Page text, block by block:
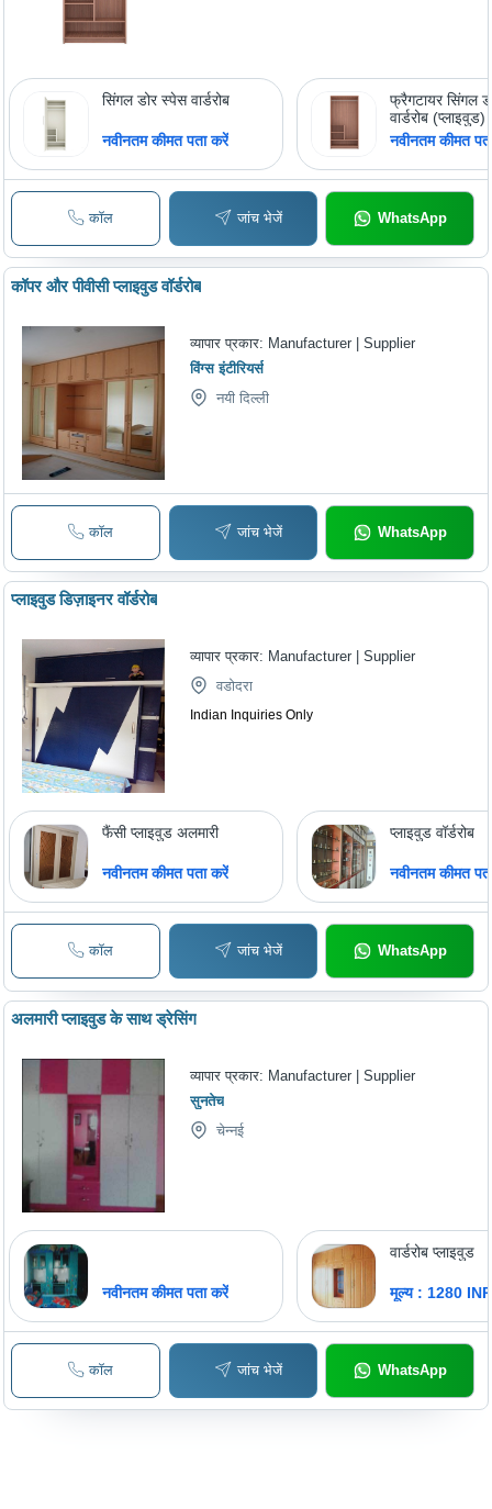
सिंगल डोर स्पेस वार्डरोब
नवीनतम कीमत पता करें
फ्रैगटायर सिंगल
वार्डरोब (प्लाइवुड)
नवीनतम कीमत
कॉल जांच भेजें WhatsApp
कॉपर और पीवीसी प्लाइवुड वॉर्डरोब
व्यापार प्रकार: Manufacturer | Supplier
विंग्स इंटीरियर्स
नयी दिल्ली
कॉल जांच भेजें WhatsApp
प्लाइवुड डिज़ाइनर वॉर्डरोब
व्यापार प्रकार: Manufacturer | Supplier
वडोदरा
Indian Inquiries Only
फैंसी प्लाइवुड अलमारी
नवीनतम कीमत पता करें
प्लाइवुड वॉर्डरोब
नवीनतम कीमत
कॉल जांच भेजें WhatsApp
अलमारी प्लाइवुड के साथ ड्रेसिंग
व्यापार प्रकार: Manufacturer | Supplier
सुनतेच
चेन्नई
नवीनतम कीमत पता करें
वार्डरोब प्लाइवुड
मूल्य : 1280
कॉल जांच भेजें WhatsApp